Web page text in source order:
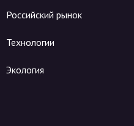
Российский рынок
Технологии
Экология